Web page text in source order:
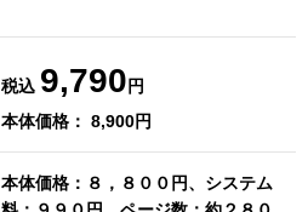
税込 9,790 円
本体価格： 8,900円
本体価格：８，８００円、システム